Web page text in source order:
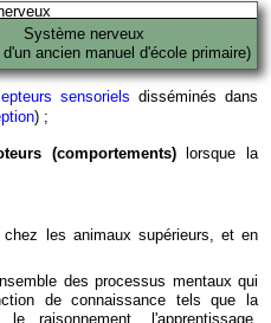
Système nerveux
ancien manuel d'école primaire)
sensoriels disséminés dans
) ;
(comportements)lorsque la
chez les animaux supérieurs, et en
des processus mentaux qui
de connaissance tels que la
raisonnement, l'apprentissage,